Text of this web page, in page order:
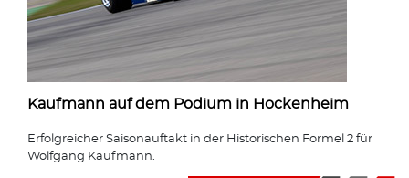
Kaufmann auf dem Podium in Hockenheim
Erfolgreicher Saisonauftakt in der Historischen Formel 2 für
Wolfgang Kaufmann.